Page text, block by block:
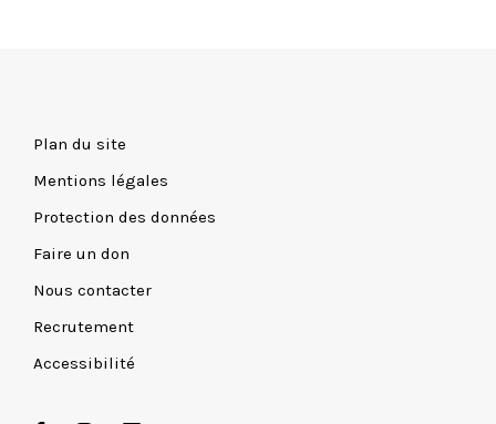
Plan du site
Mentions légales
Protection des données
Faire un don
Nous contacter
Recrutement
Accessibilité